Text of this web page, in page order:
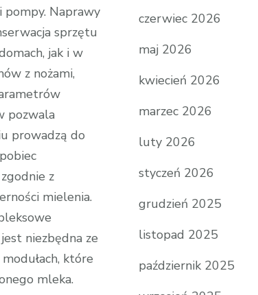
Naprawy
sprzętu
jak i w
z nożami,
pozwala
prowadzą do
z
mielenia.
niezbędna ze
które
mleka.
czerwiec 2026
maj 2026
kwiecień 2026
marzec 2026
luty 2026
styczeń 2026
grudzień 2025
listopad 2025
październik 2025